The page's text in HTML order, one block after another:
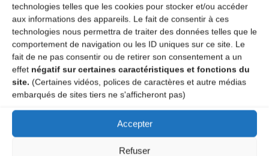
technologies telles que les cookies pour stocker et/ou accéder
aux informations des appareils. Le fait de consentir à ces
technologies nous permettra de traiter des données telles que le
comportement de navigation ou les ID uniques sur ce site. Le
fait de ne pas consentir ou de retirer son consentement a un
effet négatif sur certaines caractéristiques et fonctions du
site. (Certaines vidéos, polices de caractères et autre médias
embarqués de sites tiers ne s'afficheront pas)
Accepter
Refuser
Le film auquel vous faite allusion a donné lieu à un
spectacle par la Compagnie l’Auvergne Imaginée
intitulé « L’oeil du Pharmacien », sur scène des
musiciens, en direct, dont André Ricros & Alain
Gibert…
Laisser un